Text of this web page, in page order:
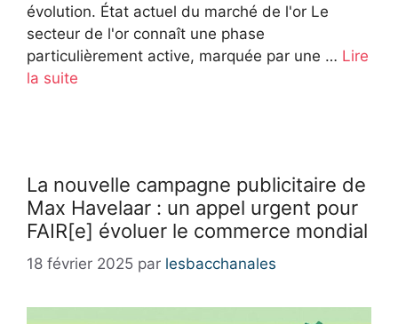
évolution. État actuel du marché de l'or Le
secteur de l'or connaît une phase
particulièrement active, marquée par une … Lire
la suite
La nouvelle campagne publicitaire de
Max Havelaar : un appel urgent pour
FAIR[e] évoluer le commerce mondial
18 février 2025 par lesbacchanales